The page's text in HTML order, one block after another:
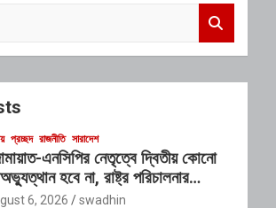
প্রচ্ছদ রাজনীতি সারাদেশ
এনসিপির নেতৃত্বে দ্বিতীয় কোনো
হবে না, রাষ্ট্র পরিচালনার
তাদের নেই”: রাশেদ খাঁনের
6, 2026 swadhin